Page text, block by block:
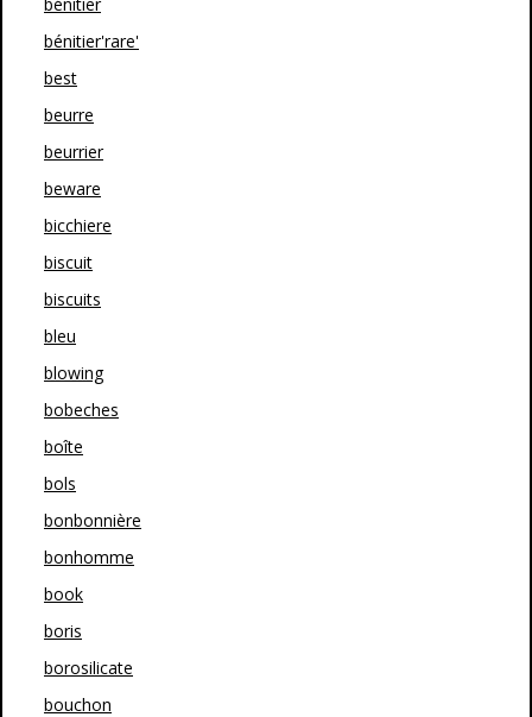
bénitier'rare'
best
beurre
beurrier
beware
bicchiere
biscuit
biscuits
bleu
blowing
bobeches
boîte
bols
bonbonnière
bonhomme
book
boris
borosilicate
bouchon